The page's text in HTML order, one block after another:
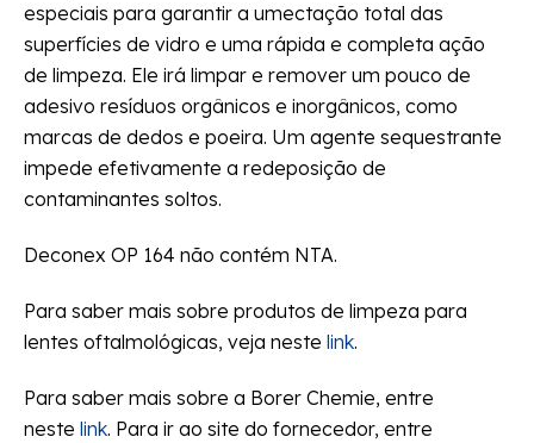
especiais para garantir a umectação total das
superfícies de vidro e uma rápida e completa ação
de limpeza. Ele irá limpar e remover um pouco de
adesivo resíduos orgânicos e inorgânicos, como
marcas de dedos e poeira. Um agente sequestrante
impede efetivamente a redeposição de
contaminantes soltos.
Deconex OP 164 não contém NTA.
Para saber mais sobre produtos de limpeza para
lentes oftalmológicas, veja neste link.
Para saber mais sobre a Borer Chemie, entre
neste link. Para ir ao site do fornecedor, entre